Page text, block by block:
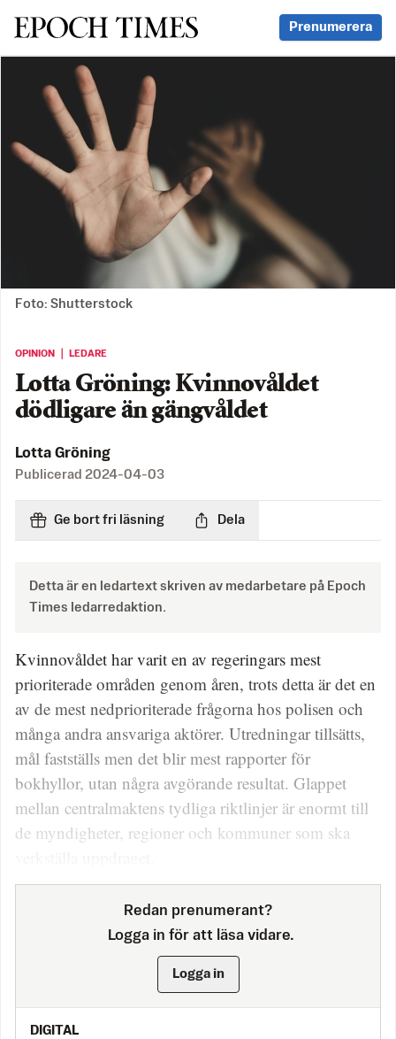
Svenska Epoch Times Prenumerera
Foto: Shutterstock
OPINION ｜ LEDARE
Lotta Gröning: Kvinnovåldet
dödligare än gängvåldet
Lotta Gröning
Publicerad 2024-04-03
Ge bort fri läsning Dela
Detta är en ledartext skriven av medarbetare på Epoch
Times ledarredaktion.
Kvinnovåldet har varit en av regeringars mest
prioriterade områden genom åren, trots detta är det en
av de mest nedprioriterade frågorna hos polisen och
många andra ansvariga aktörer. Utredningar tillsätts,
mål fastställs men det blir mest rapporter för
bokhyllor, utan några avgörande resultat. Glappet
mellan central­maktens tydliga riktlinjer är enormt till
de myndigheter, regio­­ner och kommuner som ska
Redan prenumerant?
Logga in för att läsa vidare.
Logga in
DIGITAL